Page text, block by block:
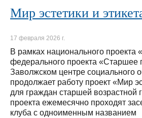
Мир эстетики и
17 февраля 2026 г.
В рамках национального проекта
федерального проекта «Старшее
Заволжском центре социального
продолжает работу проект «Мир
для граждан старшей возрастной
проекта ежемесячно проходят
клуба с одноименным названием